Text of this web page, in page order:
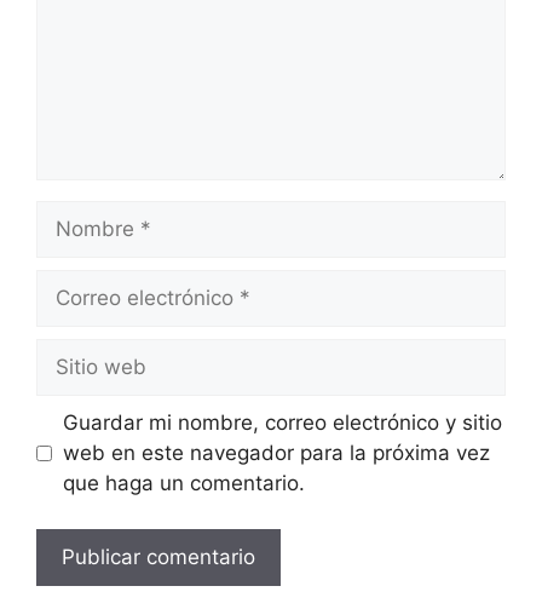
electrónico
web
Guardar mi nombre, correo electrónico y sitio
web en este navegador para la próxima vez
que haga un comentario.